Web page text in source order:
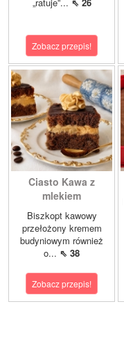
Zobacz przepis!
Ciasto Kawa z
mlekiem
Biszkopt kawowy
przełożony kremem
budyniowym również
o... ⇖ 38
Zobacz przepis!